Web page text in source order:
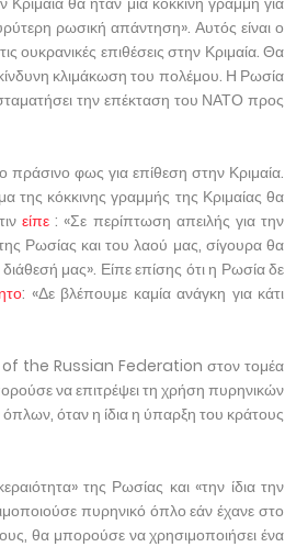
ρωσική απάντηση». Αυτός είναι ο
ουκρανικές επιθέσεις στην Κριμαία. Θα
κλιμάκωση του πολέμου. Η Ρωσία
την επέκταση του ΝΑΤΟ προς
πράσινο φως για επίθεση στην Κριμαία.
της κόκκινης γραμμής της Κριμαίας θα
είπε : «Σε περίπτωση απειλής για την
Ρωσίας και του λαού μας, σίγουρα θα
μας». Είπε επίσης ότι η Ρωσία δε
: «Δε βλέπουμε καμία ανάγκη για κάτι
the Russian Federation στον τομέα
να επιτρέψει τη χρήση πυρηνικών
όταν η ίδια η ύπαρξη του κράτους
της Ρωσίας και «την ίδια την
πυρηνικό όπλο εάν έχανε στο
θα μπορούσε να χρησιμοποιήσει ένα